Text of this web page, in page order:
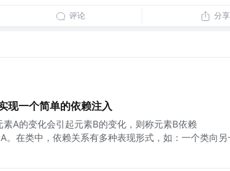
评论 分享
现一个简单的依赖注入
A的变化会引起元素B的变化，则称元素B依赖
。在类中，依赖关系有多种表现形式，如：一个类向